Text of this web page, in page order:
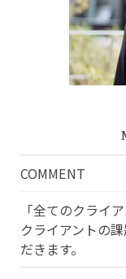
COMMENT
「全てのクライ
クライアントの
だきます。